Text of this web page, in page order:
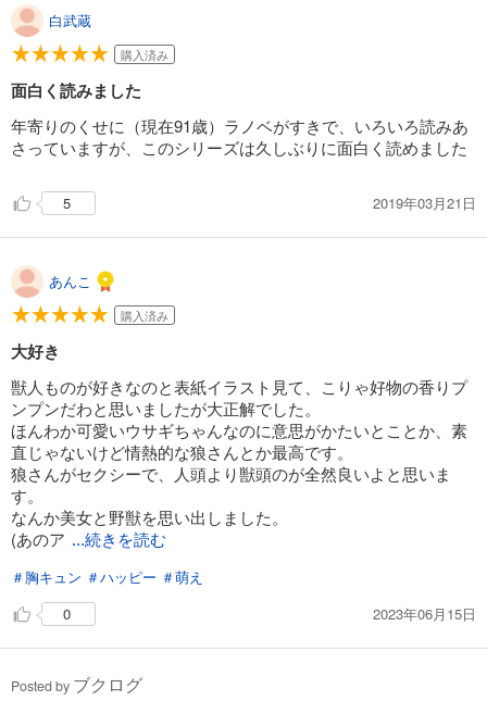
白武蔵
購入済み
面白く読みました
年寄りのくせに（現在91歳）ラノベがすきで、いろいろ読みあ
さっていますが、このシリーズは久しぶりに面白く読めました
5 2019年03月21日
あんこ
購入済み
大好き
獣人ものが好きなのと表紙イラスト見て、こりゃ好物の香りプ
ンプンだわと思いましたが大正解でした。
ほんわか可愛いウサギちゃんなのに意思がかたいとことか、素
直じゃないけど情熱的な狼さんとか最高です。
狼さんがセクシーで、人頭より獣頭のが全然良いよと思いま
す。
なんか美女と野獣を思い出しました。
(あのア ...続きを読む
＃胸キュン ＃ハッピー ＃萌え
0
2023年06月15日
Posted by ブクログ